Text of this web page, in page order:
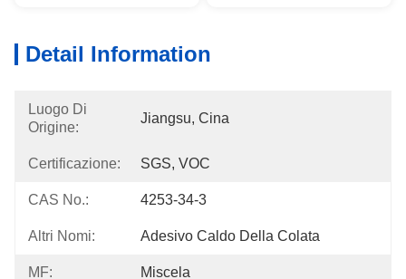
Detail Information
Luogo Di
Origine:
Jiangsu, Cina
Certificazione: SGS, VOC
CAS No.: 4253-34-3
Altri Nomi: Adesivo Caldo Della Colata
MF: Miscela